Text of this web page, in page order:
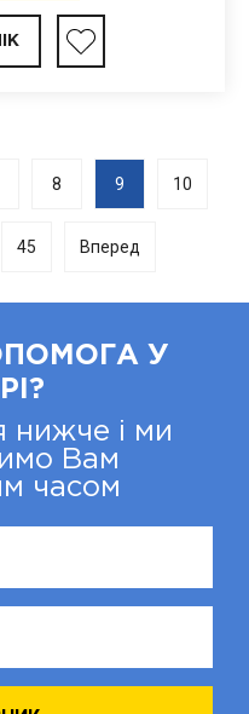
8 9 10
45 Вперед
У
нижче і ми
Вам
часом